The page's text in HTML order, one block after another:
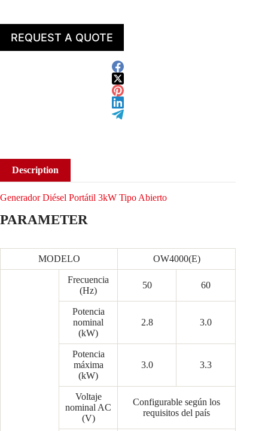
REQUEST A QUOTE
Description
Generador Diésel Portátil 3kW Tipo Abierto
PARAMETER
MODELO OW4000(E)
Frecuencia
(Hz)
50 60
Potencia
nominal
(kW)
2.8 3.0
Potencia
máxima
(kW)
3.0 3.3
Voltaje
nominal AC
(V)
Configurable según los
requisitos del país